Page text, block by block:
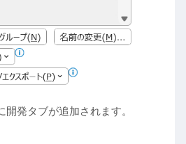
発タブが追加されます。